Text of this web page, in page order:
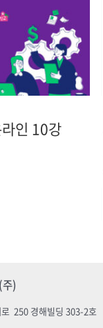
인 10강
)
250 경해빌딩 303-2호